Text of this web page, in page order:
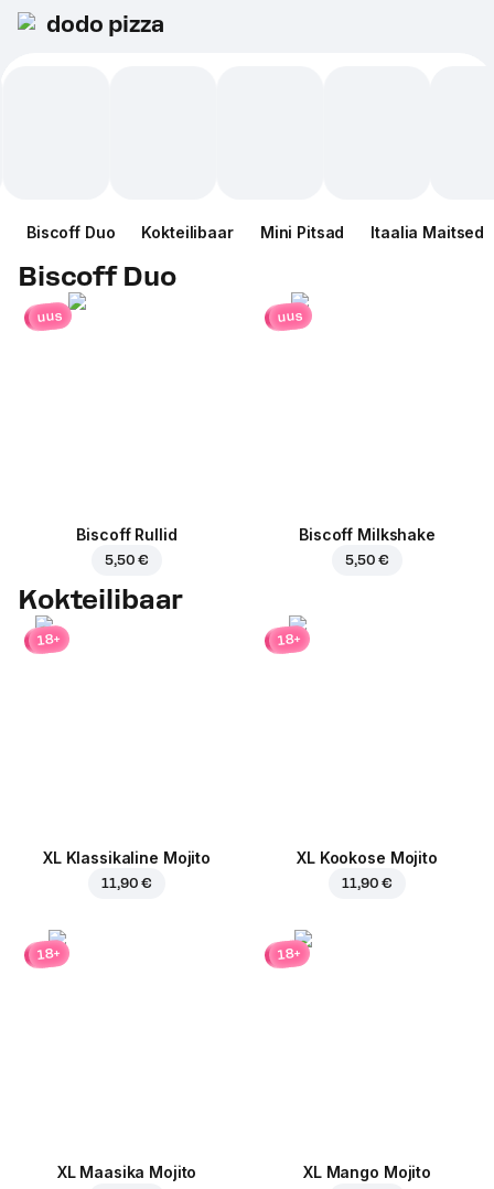
dodo pizza
Biscoff Duo Kokteilibaar Mini Pitsad Itaalia Maitsed
Biscoff Duo
uus
Biscoff Rullid
5,50 €
uus
Biscoff Milkshake
5,50 €
Kokteilibaar
18+
XL Klassikaline Mojito
11,90 €
18+
XL Kookose Mojito
11,90 €
18+
XL Maasika Mojito
18+
XL Mango Mojito